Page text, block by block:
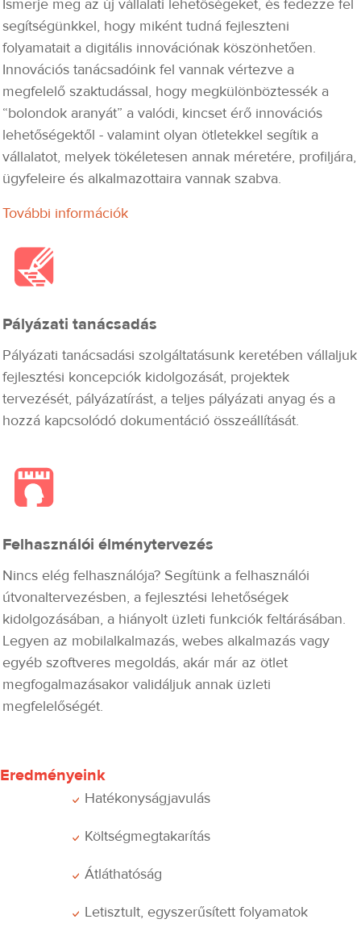
Ismerje meg az új vállalati lehetőségeket, és fedezze fel
segítségünkkel, hogy miként tudná fejleszteni
folyamatait a digitális innovációnak köszönhetően.
Innovációs tanácsadóink fel vannak vértezve a
megfelelő szaktudással, hogy megkülönböztessék a
“bolondok aranyát” a valódi, kincset érő innovációs
lehetőségektől - valamint olyan ötletekkel segítik a
vállalatot, melyek tökéletesen annak méretére, profiljára,
ügyfeleire és alkalmazottaira vannak szabva.
További információk
Pályázati tanácsadás
Pályázati tanácsadási szolgáltatásunk keretében vállaljuk
fejlesztési koncepciók kidolgozását, projektek
tervezését, pályázatírást, a teljes pályázati anyag és a
hozzá kapcsolódó dokumentáció összeállítását.
Felhasználói élménytervezés
Nincs elég felhasználója? Segítünk a felhasználói
útvonaltervezésben, a fejlesztési lehetőségek
kidolgozásában, a hiányolt üzleti funkciók feltárásában.
Legyen az mobilalkalmazás, webes alkalmazás vagy
egyéb szoftveres megoldás, akár már az ötlet
megfogalmazásakor validáljuk annak üzleti
megfelelőségét.
Eredményeink
Hatékonyságjavulás
Költségmegtakarítás
Átláthatóság
Letisztult, egyszerűsített folyamatok